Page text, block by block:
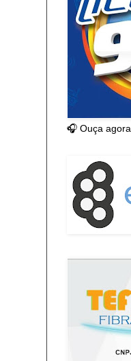
🎧 Ouça agora